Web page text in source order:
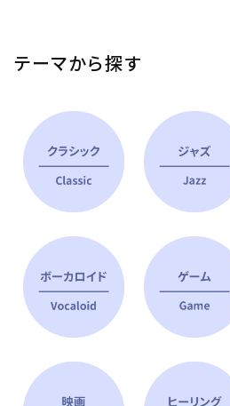
テーマから探す